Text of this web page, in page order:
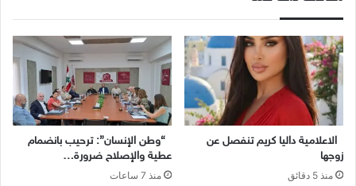
الاعلامية داليا كريم تنفصل عن
زوجها
منذ 5 دقائق
“وطن الإنسان”: ترحيب بانضمام
عطية والإصلاح ضرورة…
منذ 7 ساعات